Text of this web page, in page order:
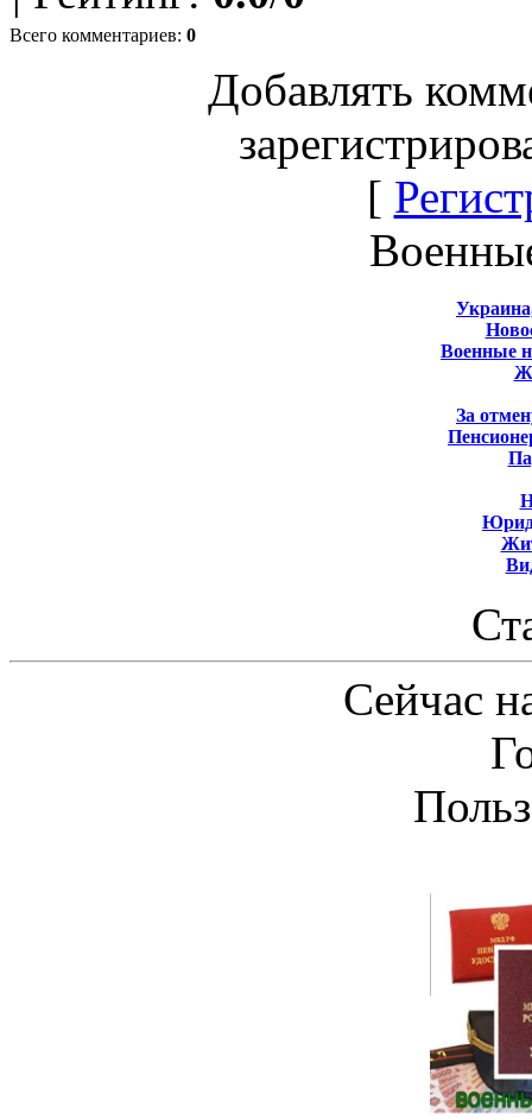
Всего комментариев: 0
Добавлять
[
Военные
За
Сейчас